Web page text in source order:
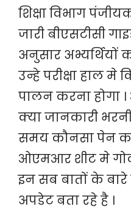
शिक्षा विभाग
जारी बीएसटीसी
अनुसार अभ्यर्थियों
उन्हे परीक्षा हाल
पालन करना होगा
क्या जानकारी
समय कौनसा पेन
ओएमआर शीट मे
इन सब बातों के
अपडेट बता रहे है ।